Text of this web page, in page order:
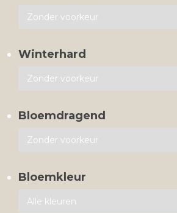
Winterhard
Bloemdragend
Bloemkleur